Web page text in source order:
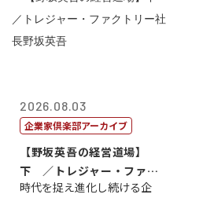
2026.08.03
企業家倶楽部アーカイブ
【野坂英吾の経営道場】
下 ／トレジャー・ファク
トリー社長野坂...
時代を捉え進化し続ける企